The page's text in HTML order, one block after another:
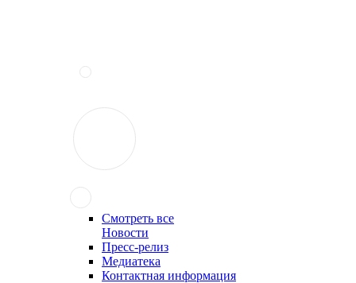
Смотреть все
Новости
Пресс-релиз
Медиатека
Контактная информация